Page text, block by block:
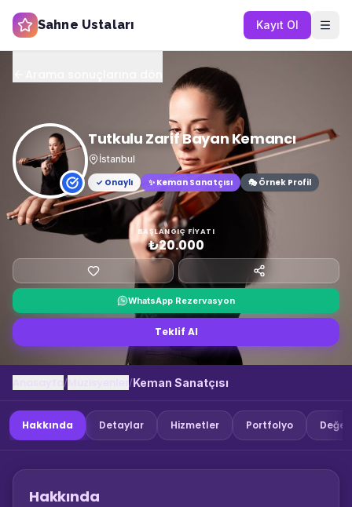
Sahne Ustaları Kayıt Ol
Tutkulu Zarif Bayan Kemancı
İstanbul
✓ Onaylı
✨ Keman Sanatçısı 🎭 Örnek Profil
BAŞLANGIÇ FIYATI
₺20.000
WhatsApp Rezervasyon
Teklif Al
/ /Keman Sanatçısı
Hakkında Detaylar Hizmetler Portfolyo
Hakkında